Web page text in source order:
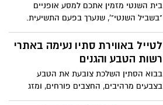
ידי מדריכי קק"ל, משחקי תיאטרון וליצנות,
מפגשים עם דמויות צבעוניות לגילוי והערכה
של הטבע העירוני, הפעלה של "גנרטור אנושי"
על ידי דיווש, אפליקציית ניווט הכוללת שאלות
בנושא אשפה ועוד.
שמעל המכתש
בית השנטי מזמין אתכם למסע אופניים
"בשביל השנטי"', שנערך בפעם התשיעית.
המסע ייערך ביום שבת, 16 באוקטובר 2021,
בהשתתפות של כ-1,500 רוכבים. בקטע
האחרון והמרגש ילדי בית השנטי יצטרפו
המסע תחכה לכם ארוחת שף בגן שניאור,
בניצוחם של שף ערן זינו ושף צחי בוקששתר.
לטייל באווירת סתיו נעימה באתרי
רשות הטבע והגנים
בבוא הסתין השלכת צובעת את הטבע
בצבעים מרהיבים, החצבים פורחים, ומזג
האוויר מלטף בבריזה נעימה והופך הכל